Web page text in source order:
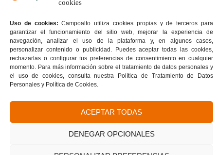
cookies
Uso de cookies:Campoalto utiliza cookies propias y de terceros para
garantizar el funcionamiento del sitio web, mejorar la experiencia de
navegación, analizar el uso de la plataforma y, en algunos casos,
personalizar contenido o publicidad. Puedes aceptar todas las cookies,
rechazarlas o configurar tus preferencias de consentimiento en cualquier
momento. Para más información sobre el tratamiento de datos personales y
el uso de cookies, consulta nuestra Política de Tratamiento de Datos
Personales y Política de Cookies.
ACEPTAR TODAS
DENEGAR OPCIONALES